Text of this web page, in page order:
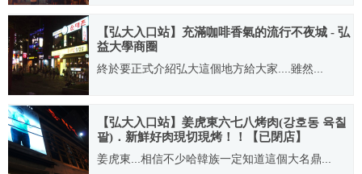
2011.07.29
【弘大入口站】充滿咖啡香氣的流行不夜城 - 弘
益大學商圈
終於要正式介紹弘大這個地方給大家....雖然...
2010.11.12
【弘大入口站】姜虎東六七八烤肉(강호동 육칠
팔)．新鮮好肉現切現烤！！【已閉店】
姜虎東...相信不少哈韓族一定知道這個大名鼎...